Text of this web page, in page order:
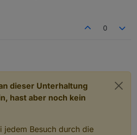
0
dieser Unterhaltung
hast aber noch kein
jedem Besuch durch die